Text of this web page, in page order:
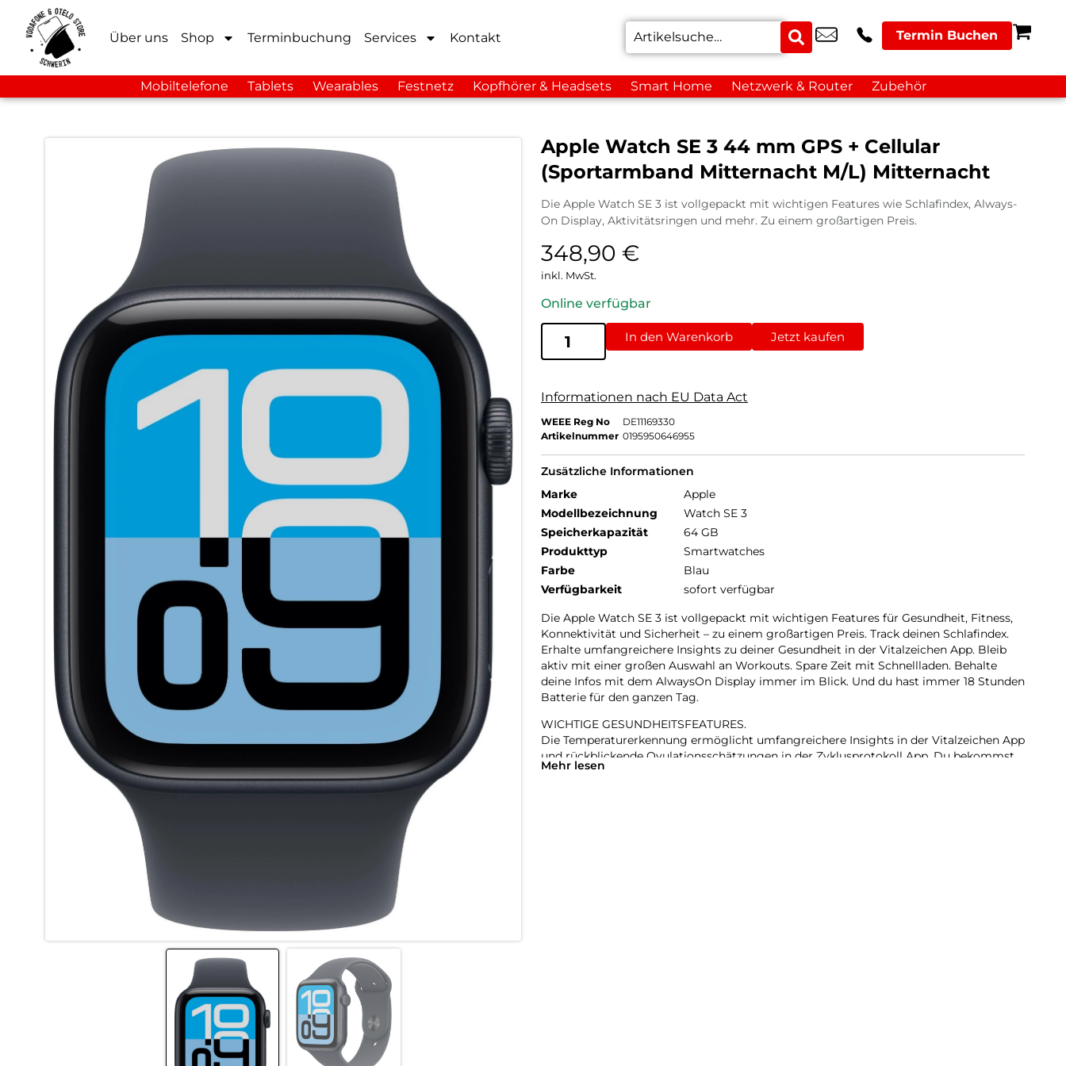
Über uns Shop Terminbuchung Services Kontakt Termin Buchen
Mobiltelefone Tablets Wearables Festnetz Kopfhörer & Headsets Smart Home Netzwerk & Router Zubehör
Apple Watch SE 3 44 mm GPS + Cellular
(Sportarmband Mitternacht M/L) Mitternacht
Die Apple Watch SE 3 ist vollgepackt mit wichtigen Features wie Schlafindex, Always-
On Display, Aktivitätsringen und mehr. Zu einem großartigen Preis.
348,90 €
inkl. MwSt.
Online verfügbar
In den Warenkorb Jetzt kaufen
Informationen nach EU Data Act
WEEE Reg No
DE11169330
Artikelnummer 0195950646955
Zusätzliche Informationen
Marke
Apple
Modellbezeichnung
Watch SE 3
Speicherkapazität
64 GB
Produkttyp
Smartwatches
Farbe
Blau
Verfügbarkeit
sofort verfügbar
Die Apple Watch SE 3 ist vollgepackt mit wichtigen Features für Gesundheit, Fitness,
Konnektivität und Sicherheit – zu einem großartigen Preis. Track deinen Schlafindex.
Erhalte umfangreichere Insights zu deiner Gesundheit in der Vitalzeichen App. Bleib
aktiv mit einer großen Auswahl an Workouts. Spare Zeit mit Schnellladen. Behalte
deine Infos mit dem AlwaysOn Display immer im Blick. Und du hast immer 18 Stunden
Batterie für den ganzen Tag.
WICHTIGE GESUNDHEITSFEATURES.
Die Temperaturerkennung ermöglicht umfangreichere Insights in der Vitalzeichen App
und rückblickende Ovulationsschätzungen in der Zyklusprotokoll App. Du bekommst
einen täglichen Schlafindex, Mitteilungen bei Schlafapnoe und kannst dich
Mehr lesen